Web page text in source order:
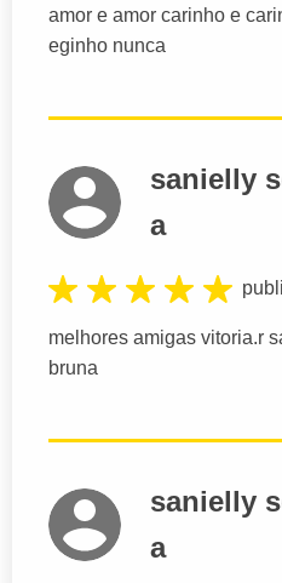
amor e amor carinho e
eginho nunca
sanielly
a
melhores amigas vitoria.r
bruna
sanielly
a